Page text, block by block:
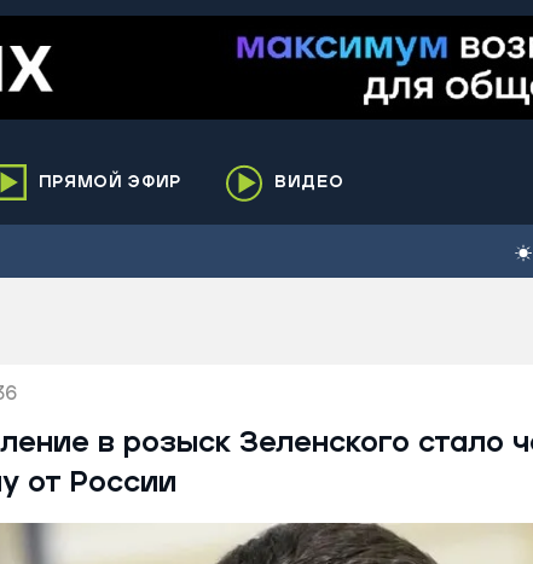
ПРЯМОЙ ЭФИР ВИДЕО
в розыск Зеленского стало
от России